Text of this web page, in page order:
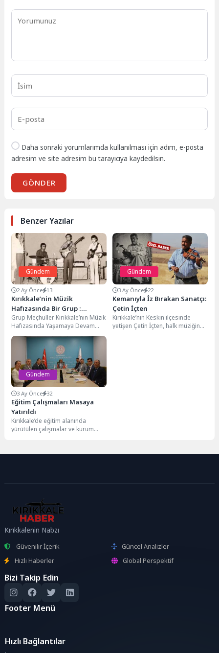
Daha sonraki yorumlarımda kullanılması için adım, e-posta
adresim ve site adresim bu tarayıcıya kaydedilsin.
GÖNDER
Benzer Yazılar
Gündem
2 Ay Önce 13
Kırıkkale’nin Müzik
Hafızasında Bir Grup :
Meçhuller
Grup Meçhuller Kırıkkale’nin Müzik
Hafızasında Yaşamaya Devam
Ediyor 1970’li yıllarda Kırıkkale’de
müzik denildiğinde akla gelen...
Gündem
3 Ay Önce 22
Kemanıyla İz Bırakan Sanatçı:
Çetin İçten
Kırıkkale’nin Keskin ilçesinde
yetişen Çetin İçten, halk müziğine
Gündem
3 Ay Önce 32
Eğitim Çalışmaları Masaya
Yatırıldı
Kırıkkale’de eğitim alanında
yürütülen çalışmalar ve kurum
Eğitim...
Kırıkkalenin Nabzı
Güvenilir İçerik
Güncel Analizler
Hızlı Haberler
Global Perspektif
Bizi Takip Edin
Footer Menü
Hızlı Bağlantılar